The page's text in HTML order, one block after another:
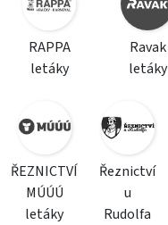
RAPPA
letáky
Ravak
letáky
ŘEZNICTVÍ
MÚÚÚ
letáky
Řeznictví
u
Rudolfa